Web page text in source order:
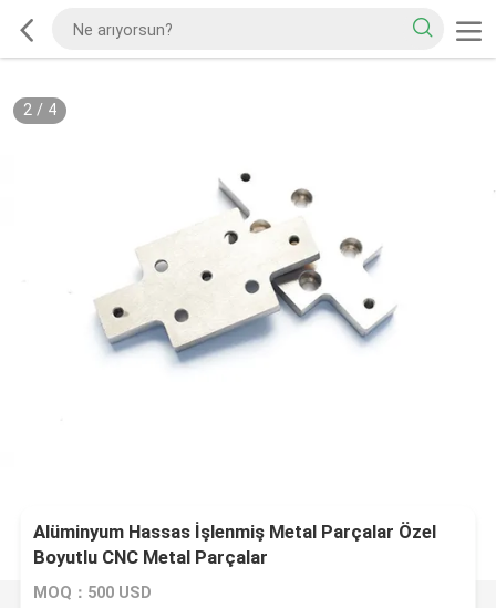
2/ 4
Alüminyum Hassas İşlenmiş Metal Parçalar Özel
Boyutlu CNC Metal Parçalar
MOQ：500 USD